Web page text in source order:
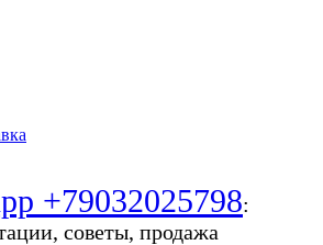
+79032025798:
советы, продажа